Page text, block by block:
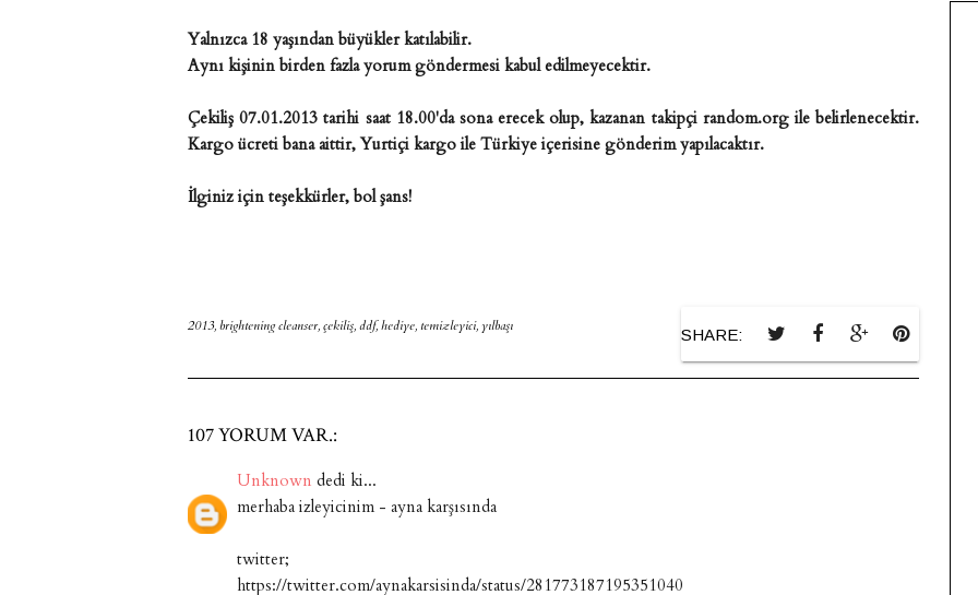
Yalnızca 18 yaşından büyükler katılabilir.
Aynı kişinin birden fazla yorum göndermesi kabul edilmeyecektir.
Çekiliş 07.01.2013 tarihi saat 18.00'da sona erecek olup, kazanan takipçi random.org ile belirlenecektir.
Kargo ücreti bana aittir, Yurtiçi kargo ile Türkiye içerisine gönderim yapılacaktır.
İlginiz için teşekkürler, bol şans!
2013,brightening cleanser,çekiliş,ddf,hediye,temizleyici,yılbaşı SHARE:
107 YORUM VAR.:
Unknown dedi ki...
merhaba izleyicinim - ayna karşısında
twitter;
https://twitter.com/aynakarsisinda/status/281773187195351040